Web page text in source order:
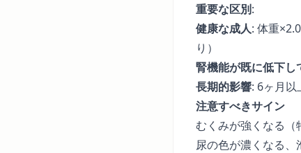
重要な区別:
健康な成人: 体重
り）
腎機能が既に低下し
長期的影響: 6ヶ月
注意すべきサイン
むくみが強くなる（
尿の色が濃くなる、